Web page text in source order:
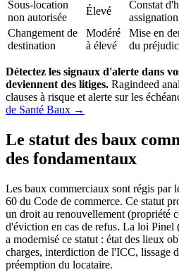
Sous-location
non autorisée
Élevé
Constat
Changement de
destination
Modéré
à élevé
Mise en
du
Détectez les signaux d'alerte dans
deviennent des litiges. Ragindeed
clauses à risque et alerte sur les
de Santé Baux →
Le statut des baux
des fondamentaux
Les baux commerciaux sont régis par
60 du Code de commerce. Ce statut
un droit au renouvellement (propriété
d'éviction en cas de refus. La loi
a modernisé ce statut : état des lieux
charges, interdiction de l'ICC, lissage
préemption du locataire.